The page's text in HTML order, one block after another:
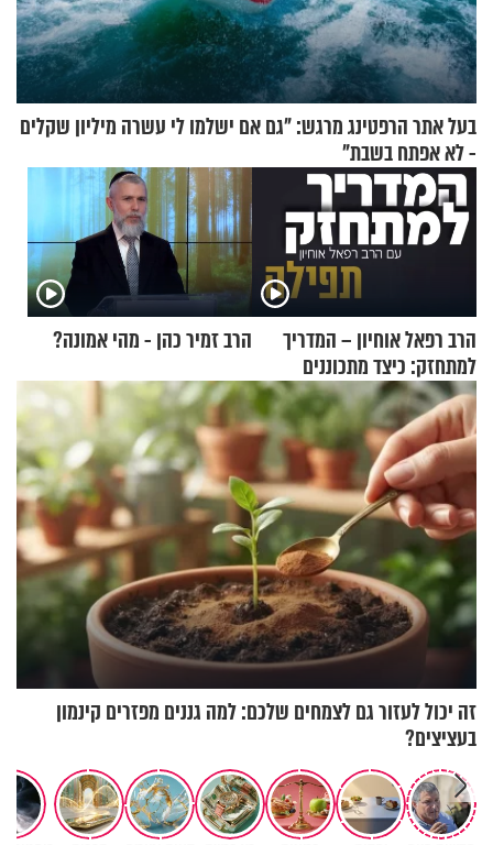
בעל אתר הרפטינג מרגש: "גם אם ישלמו לי עשרה מיליון שקלים
- לא אפתח בשבת"
הרב רפאל אוחיון – המדריך
למתחזק: כיצד מתכוננים
לתפילה?
הרב זמיר כהן - מהי אמונה?
זה יכול לעזור גם לצמחים שלכם: למה גננים מפזרים קינמון
בעציצים?